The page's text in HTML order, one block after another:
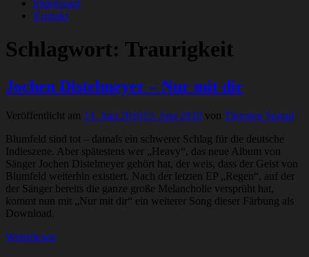
Impressum
Kontakt
Schlagwort: Traurigkeit
Jochen Distelmeyer – Nur mit dir
Veröffentlicht am 13. Juni 201013. Juni 2010 von Thorsten Spraul
Blumfeld sind tot – damals ein schwerer Schlag für die deutsche
Indieszene. Aber spätestens wer „Heavy“, das neue Album von
Sänger Jochen Distelmeyer gehört hat, der weis, dass der Geist von
Blumfeld weiterhin existiert. Nach der letzten EP „Regen“, auf der
der Sänger bereits die ganze große Melancholie versprüht hat,
kommt nun mit „Nur mit dir“ ein weiterer Song dieser Färbung als
Download.
Weiterlesen